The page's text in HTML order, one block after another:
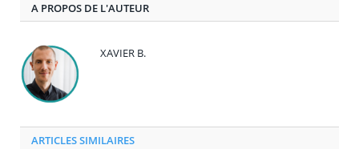
A PROPOS DE L'AUTEUR
XAVIER B.
ARTICLES SIMILAIRES